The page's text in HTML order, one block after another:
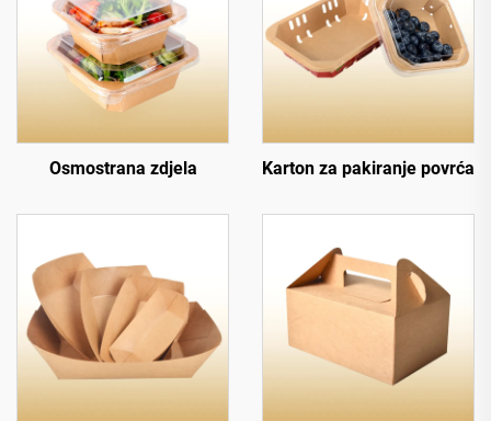
Osmostrana zdjela Karton za pakiranje povrća